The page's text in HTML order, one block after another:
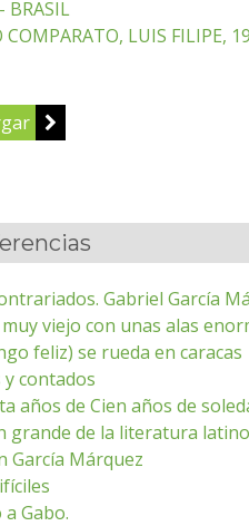
BRASIL
COMPARATO, LUIS FILIPE,
Gabriel García
viejo con unas alas
feliz) se rueda en caracas
y contados
años de Cien años de
grande de la literatura
García Márquez
Gabo.